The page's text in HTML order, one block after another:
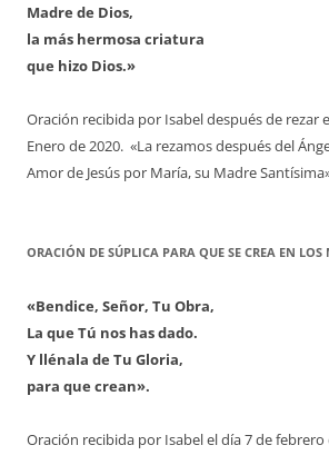
Madre de Dios,
la más hermosa criatura
que hizo Dios.»
Oración recibida por Isabel después de rezar
Enero de 2020. «La rezamos después del
Amor de Jesús por María, su Madre
ORACIÓN DE SÚPLICA PARA QUE SE CREA EN LOS
«Bendice, Señor, Tu Obra,
La que Tú nos has dado.
Y llénala de Tu Gloria,
para que crean».
Oración recibida por Isabel el día 7 de febrero